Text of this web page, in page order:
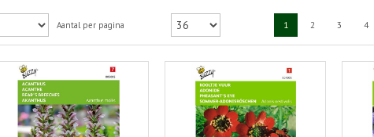
Aantal per pagina 1 2 3 4